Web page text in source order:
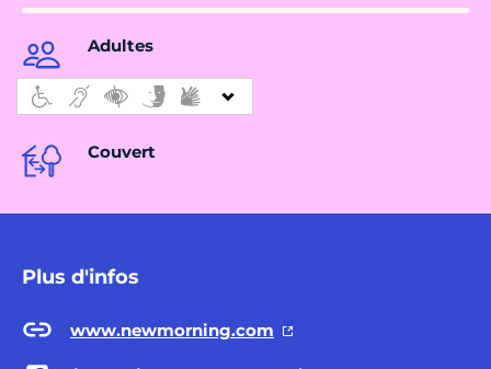
Adultes
Couvert
Plus d'infos
www.newmorning.com